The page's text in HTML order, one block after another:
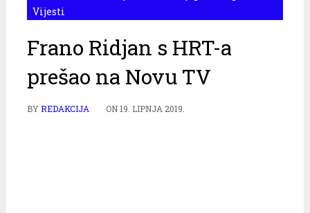
Vijesti
Frano Ridjan s HRT-a
prešao na Novu TV
BYREDAKCIJA ON19. LIPNJA 2019.